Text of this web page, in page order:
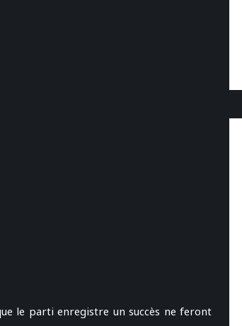
le parti enregistre un succès ne feront